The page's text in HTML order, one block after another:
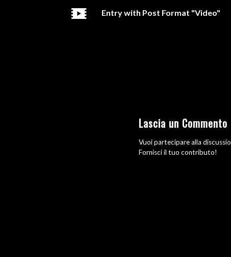
Entry with Post Format "Video"
Lascia un Commento
Vuoi partecipare alla
Fornisci il tuo contributo!